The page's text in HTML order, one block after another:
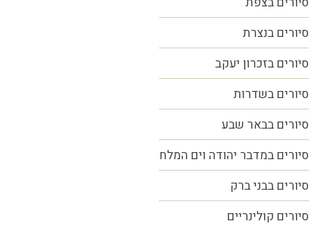
סיורים בנצרת
סיורים בזכרון יעקב
סיורים בשדרות
סיורים בבאר שבע
סיורים במדבר יהודה וים המלח
סיורים בבני ברק
סיורים קולינריים